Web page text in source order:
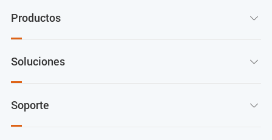
Productos 
Soluciones 
Soporte 